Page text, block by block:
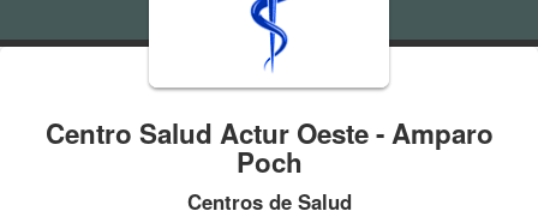
Centro Salud Actur Oeste - Amparo
Poch
Centros de Salud